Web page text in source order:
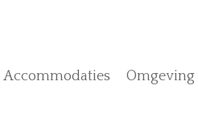
Accommodaties Omgeving